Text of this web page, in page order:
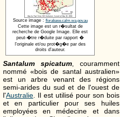
Source image : florabase.calm.wa.gov.au
Cette image est un r�sultat de
recherche de Google Image. Elle est
peut-�tre r�duite par rapport �
l'originale et/ou prot�g�e par des
droits d'auteur.
Santalum spicatum, couramment
nommé «bois de santal australien»
est un arbre venant des régions
semi-arides du sud et de l'ouest de
l'Australie . Il est utilisé pour son bois
et en particulier pour ses huiles
employées en médecine et dans